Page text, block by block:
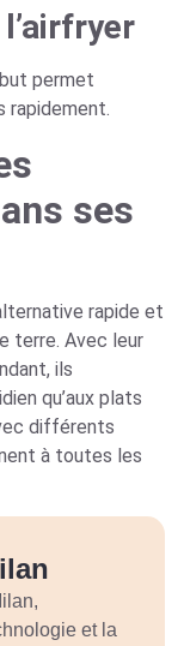
permet
rapidement.
ses
rapide et
terre. Avec leur
ils
qu’aux plats
différents
à toutes les
et la